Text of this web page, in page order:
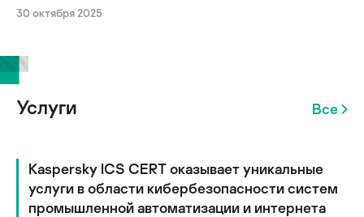
30 октября 2025
Услуги Все
Kaspersky ICS CERT оказывает уникальные
услуги в области кибербезопасности систем
промышленной автоматизации и интернета